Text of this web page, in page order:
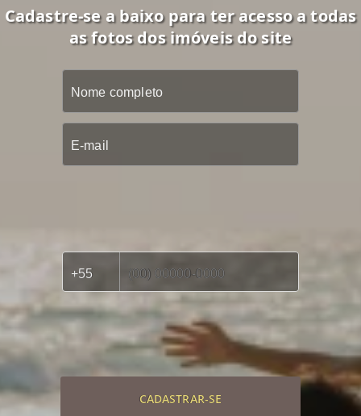
Cadastre-se a baixo para ter acesso a todas
as fotos dos imóveis do site
CADASTRAR-SE